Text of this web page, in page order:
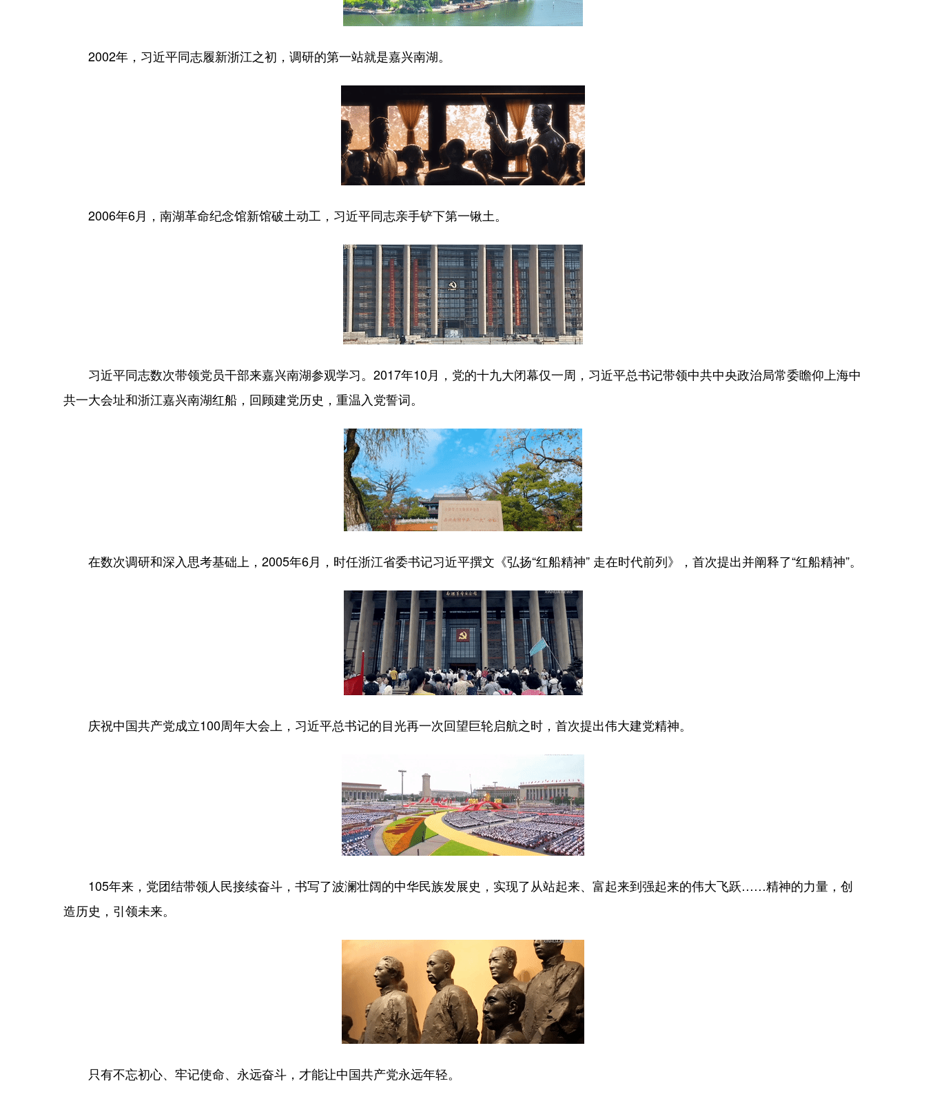
2002年，习近平同志履新浙江之初，调研的第一站就是嘉兴南湖。
2006年6月，南湖革命纪念馆新馆破土动工，习近平同志亲手铲下第一锹土。
习近平同志数次带领党员干部来嘉兴南湖参观学习。2017年10月，党的十九大闭幕仅一周，习近平总书记带领中共中央政治局常委瞻仰上海中
共一大会址和浙江嘉兴南湖红船，回顾建党历史，重温入党誓词。
在数次调研和深入思考基础上，2005年6月，时任浙江省委书记习近平撰文《弘扬“红船精神” 走在时代前列》，首次提出并阐释了“红船精神”。
庆祝中国共产党成立100周年大会上，习近平总书记的目光再一次回望巨轮启航之时，首次提出伟大建党精神。
105年来，党团结带领人民接续奋斗，书写了波澜壮阔的中华民族发展史，实现了从站起来、富起来到强起来的伟大飞跃……精神的力量，创
造历史，引领未来。
只有不忘初心、牢记使命、永远奋斗，才能让中国共产党永远年轻。